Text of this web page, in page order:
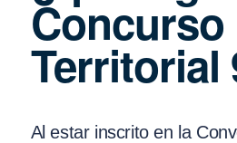
Concurso
Territorial
Al estar inscrito en la